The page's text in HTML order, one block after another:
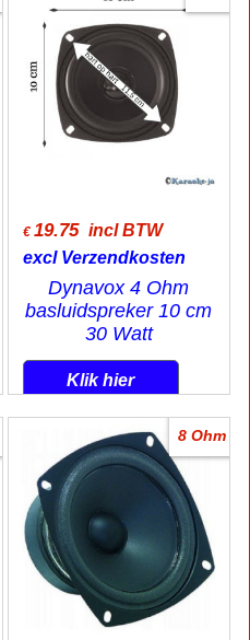
€ 19.75 incl BTW
excl Verzendkosten
Dynavox 4 Ohm
basluidspreker 10 cm
30 Watt
Klik hier
8 Ohm